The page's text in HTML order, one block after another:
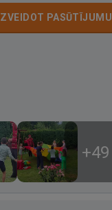
IZVEIDOT PASŪTĪJUMU
+49